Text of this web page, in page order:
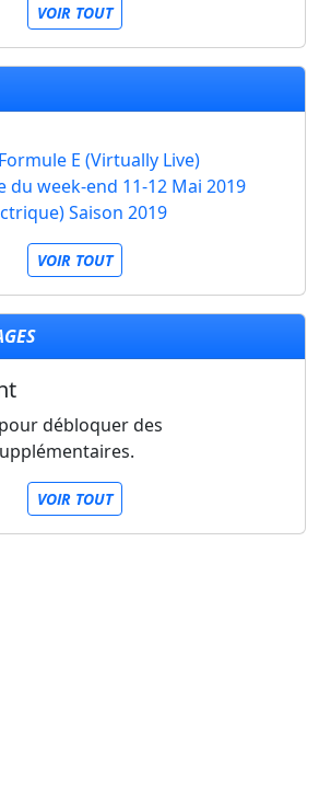
VOIR TOUT
E (Virtually Live)
du week-end 11-12 Mai 2019
Saison 2019
VOIR TOUT
débloquer des
VOIR TOUT